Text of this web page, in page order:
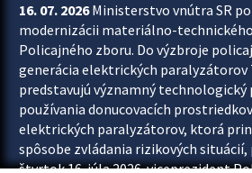
16. 07. 2026Ministerstvo vnútra SR
modernizácii materiálno-
Policajného zboru. Do výzbroje
generácia elektrických paralyzátorov
predstavujú významný technologický
používania donucovacích
elektrických paralyzátorov, ktorá
spôsobe zvládania rizikových
štvrtok 16. júla 2026 viceprezident